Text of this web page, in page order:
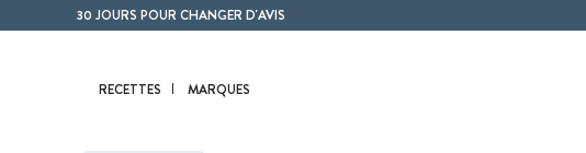
Contenu principal30 JOURS POUR CHANGER D'AVIS
RECETTES MARQUES